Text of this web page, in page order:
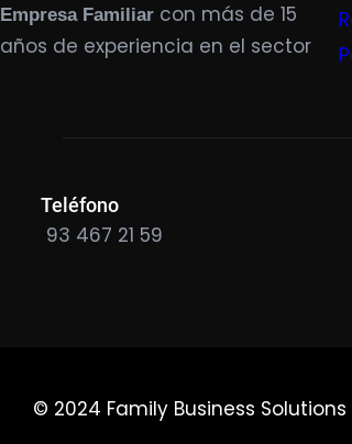
Empresa Familiar con más de 15
años de experiencia en el sector
Teléfono
93 467 21 59
© 2024 Family Business Solutions